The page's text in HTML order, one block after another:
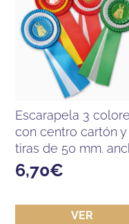
escarapela 3 colores
con centro cartón y
tiras de 50 mm.
6,70€
VER